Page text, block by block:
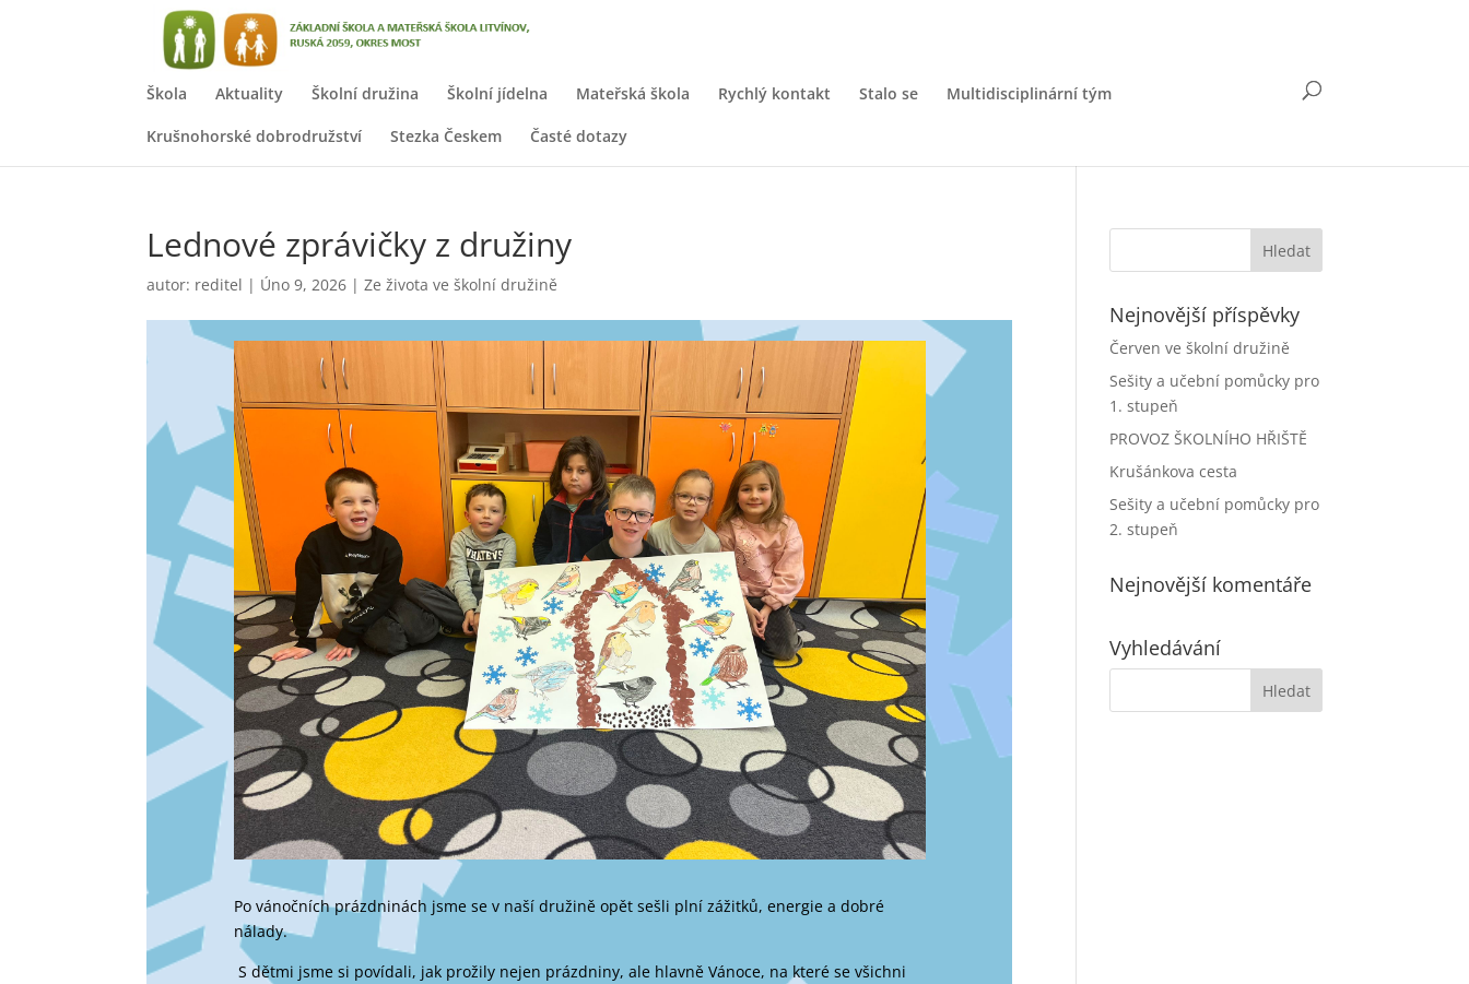
Škola Aktuality Školní družina Školní jídelna Mateřská škola Rychlý kontakt Stalo se Multidisciplinární tým
Krušnohorské dobrodružství Stezka Českem Časté dotazy
Lednové zprávičky z družiny
autor: reditel | Úno 9, 2026 |Ze života ve školní družině
Po vánočních prázdninách jsme se v naší družině opět sešli plní zážitků, energie a dobré
nálady.
S dětmi jsme si povídali, jak prožily nejen prázdniny, ale hlavně Vánoce, na které se všichni
Nejnovější příspěvky
Červen ve školní družině
Sešity a učební pomůcky pro
1. stupeň
PROVOZ ŠKOLNÍHO HŘIŠTĚ
Krušánkova cesta
Sešity a učební pomůcky pro
2. stupeň
Nejnovější komentáře
Vyhledávání